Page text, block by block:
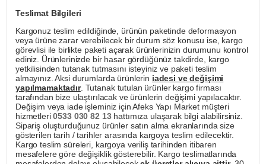
Teslimat Bilgileri
Kargonuz teslim edildiğinde, ürünün paketinde deformasyon
veya ürüne zarar verebilecek bir durum söz konusu ise, kargo
görevlisi ile birlikte paketi açarak ürünlerinizin durumunu kontrol
ediniz. Ürünlerinizde bir hasar gördüğünüz takdirde, kargo
yetkilisinden tutanak tutmasını isteyiniz ve paketi teslim
almayınız. Aksi durumlarda ürünlerin iadesi ve değişimi
yapılmamaktadır. Tutanak tutulan ürünler kargo firması
tarafından bize ulaştırılacak ve ürünlerin değişimi yapılacaktır.
Değişim veya iade işleminiz için Afeks Yapı Market müşteri
hizmetleri0533 030 82 13hattımıza ulaşarak bilgi alabilirsiniz.
Sipariş oluşturduğunuz ürünler satın alma ekranlarında size
gösterilen tarih / tarihler arasında kargoya teslim edilecektir.
Kargo teslim süreleri, kargoya veriliş tarihinden itibaren
mesafelere göre değişiklik gösterebilir. Kargo teslimatlarında